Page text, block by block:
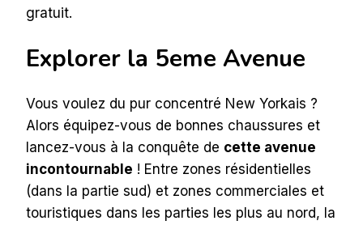
gratuit.
Explorer la 5eme Avenue
Vous voulez du pur concentré New Yorkais ?
Alors équipez-vous de bonnes chaussures et
lancez-vous à la conquête de cette avenue
incontournable ! Entre zones résidentielles
(dans la partie sud) et zones commerciales et
touristiques dans les parties les plus au nord, la